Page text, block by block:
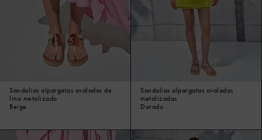
Sandalias alpargatas ovaladas de
lino metalizado
Beige
Sandalias alpargatas ovaladas
metalizadas
Dorado